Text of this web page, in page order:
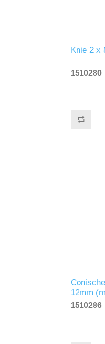
Knie 2 x
1510280
12mm
1510286